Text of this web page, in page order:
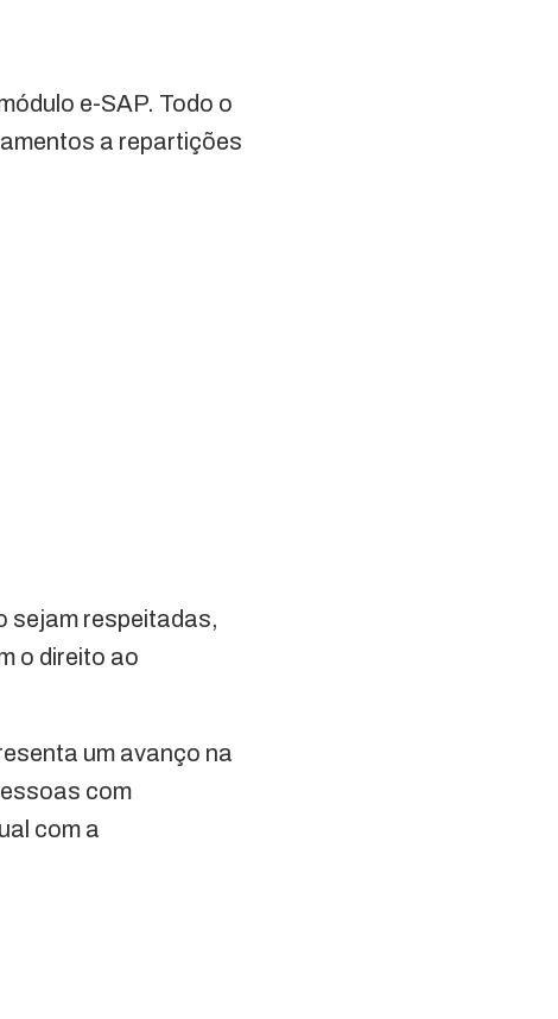
e-SAP. Todo o
a repartições
sejam respeitadas,
o direito ao
um avanço na
com
com a